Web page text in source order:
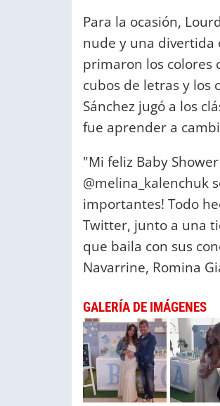
Para la ocasión,
nude y una divertida
primaron los colores
cubos de letras y los
Sánchez jugó a los
fue aprender a
"Mi feliz Baby
@melina_kalenchuk
importantes! Todo
Twitter, junto a una
que baila con sus
Navarrine, Romina
GALERÍA DE IMÁGENES